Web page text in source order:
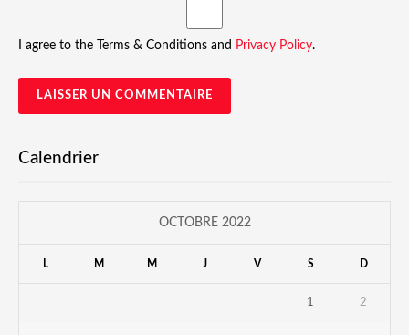
I agree to the Terms & Conditions and Privacy Policy.
Calendrier
OCTOBRE 2022
L M M J V S D
1 2